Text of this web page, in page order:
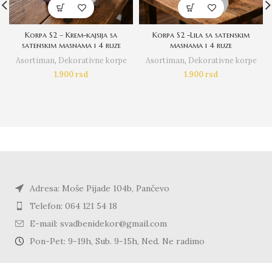
Korpa S2 – Krem-kajsija sa
satenskim masnama i 4 ruze
Asortiman, Dekorativne korpe
1.900rsd
Korpa S2 -Lila sa satenskim
masnama i 4 ruze
Asortiman, Dekorativne korpe
1.900rsd
Adresa: Moše Pijade 104b, Pančevo
Telefon: 064 121 54 18
E-mail: svadbenidekor@gmail.com
Pon-Pet: 9-19h, Sub. 9-15h, Ned. Ne radimo